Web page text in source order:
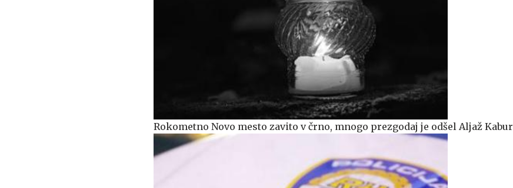
Rokometno Novo mesto zavito v črno, mnogo prezgodaj je odšel Aljaž Kabur